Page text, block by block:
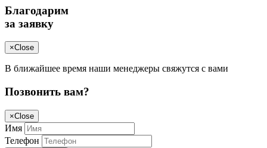
Благодарим
за заявку
×Close
В ближайшее время наши менеджеры свяжутся с вами
Позвонить вам?
×Close
Имя
Телефон